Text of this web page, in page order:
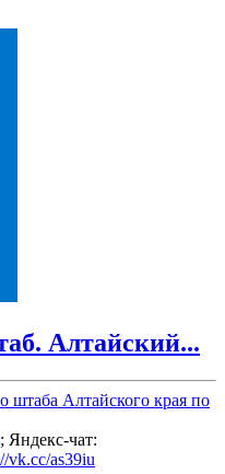
Алтайский...
штаба Алтайского края по
; Яндекс-чат:
vk.cc/as39iu